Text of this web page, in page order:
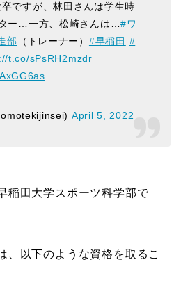
ですが、林田さんは学生時
ー…一方、松崎さんは…#ワ
部 （トレーナー） #早稲田 #
t.co/sPsRH2mzdr
April 5, 2022
稲田大学スポーツ科学部で
、以下のような資格を取るこ